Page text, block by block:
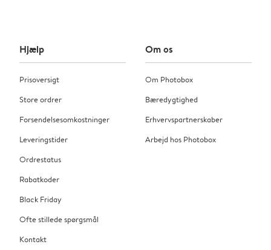
Hjælp
Prisoversigt
Store ordrer
Forsendelsesomkostninger
Leveringstider
Ordrestatus
Rabatkoder
Black Friday
Ofte stillede spørgsmål
Kontakt
Om os
Om Photobox
Bæredygtighed
Erhvervspartnerskaber
Arbejd hos Photobox